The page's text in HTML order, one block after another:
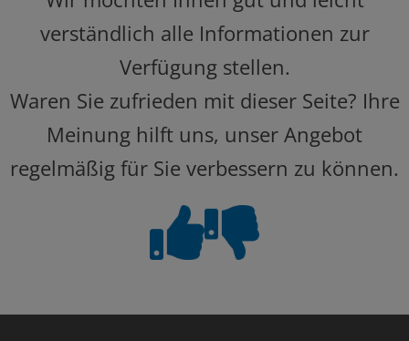
verständlich alle Informationen zur
Verfügung stellen.
Waren Sie zufrieden mit dieser Seite? Ihre
Meinung hilft uns, unser Angebot
regelmäßig für Sie verbessern zu können.